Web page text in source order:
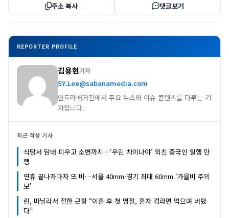
주소 복사 댓글보기
REPORTER PROFILE
김용현기자
SY.Lee@sabanamedia.com
인트라매거진에서 주요 뉴스와 이슈 콘텐츠를 다루는 기
자입니다.
최근 작성 기사
식당서 담배 피우고 소변까지…‘우린 차이나야’ 외친 중국인 일행 만
행
연휴 끝나자마자 또 비…서울 40mm·경기 최대 60mm ‘가을비 주의
보’
린, 마닐라서 전한 근황 “이혼 후 첫 명절, 혼자 컵라면 먹으며 버텼
다”